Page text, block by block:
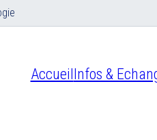
AccueilInfos &